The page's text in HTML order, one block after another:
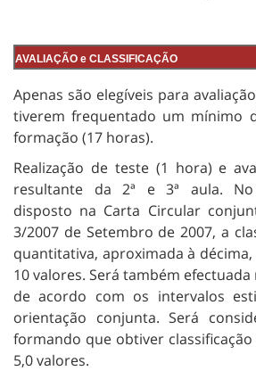
AVALIAÇÃO e CLASSIFICAÇÃO
Apenas são elegíveis para
tiverem frequentado um mínimo
formação (17 horas).
Realização de teste (1 hora) e
resultante da 2ª e 3ª aula.
disposto na Carta Circular
3/2007 de Setembro de 2007, a
quantitativa, aproximada à décima,
10 valores. Será também
de acordo com os intervalos
orientação conjunta. Será
formando que obtiver
5,0 valores.